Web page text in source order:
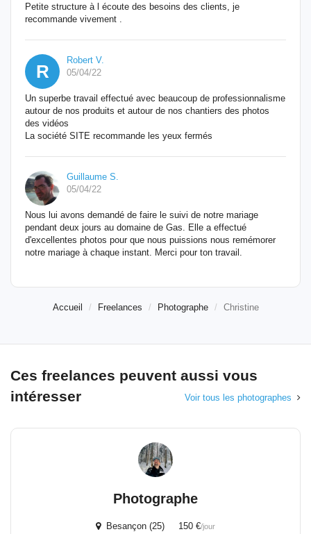
Petite structure à l écoute des besoins des clients, je
recommande vivement .
R
Robert V.
05/04/22
Un superbe travail effectué avec beaucoup de professionnalisme
autour de nos produits et autour de nos chantiers des photos
des vidéos
La société SITE recommande les yeux fermés
Guillaume S.
05/04/22
Nous lui avons demandé de faire le suivi de notre mariage
pendant deux jours au domaine de Gas. Elle a effectué
d'excellentes photos pour que nous puissions nous remémorer
notre mariage à chaque instant. Merci pour ton travail.
Accueil Freelances Photographe Christine
Ces freelances peuvent aussi vous
intéresser
Voir tous les photographes
Photographe
Besançon (25) 150 €/jour